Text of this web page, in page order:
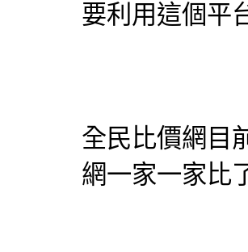
要利用這個平
全民比價網 目
網一家一家比